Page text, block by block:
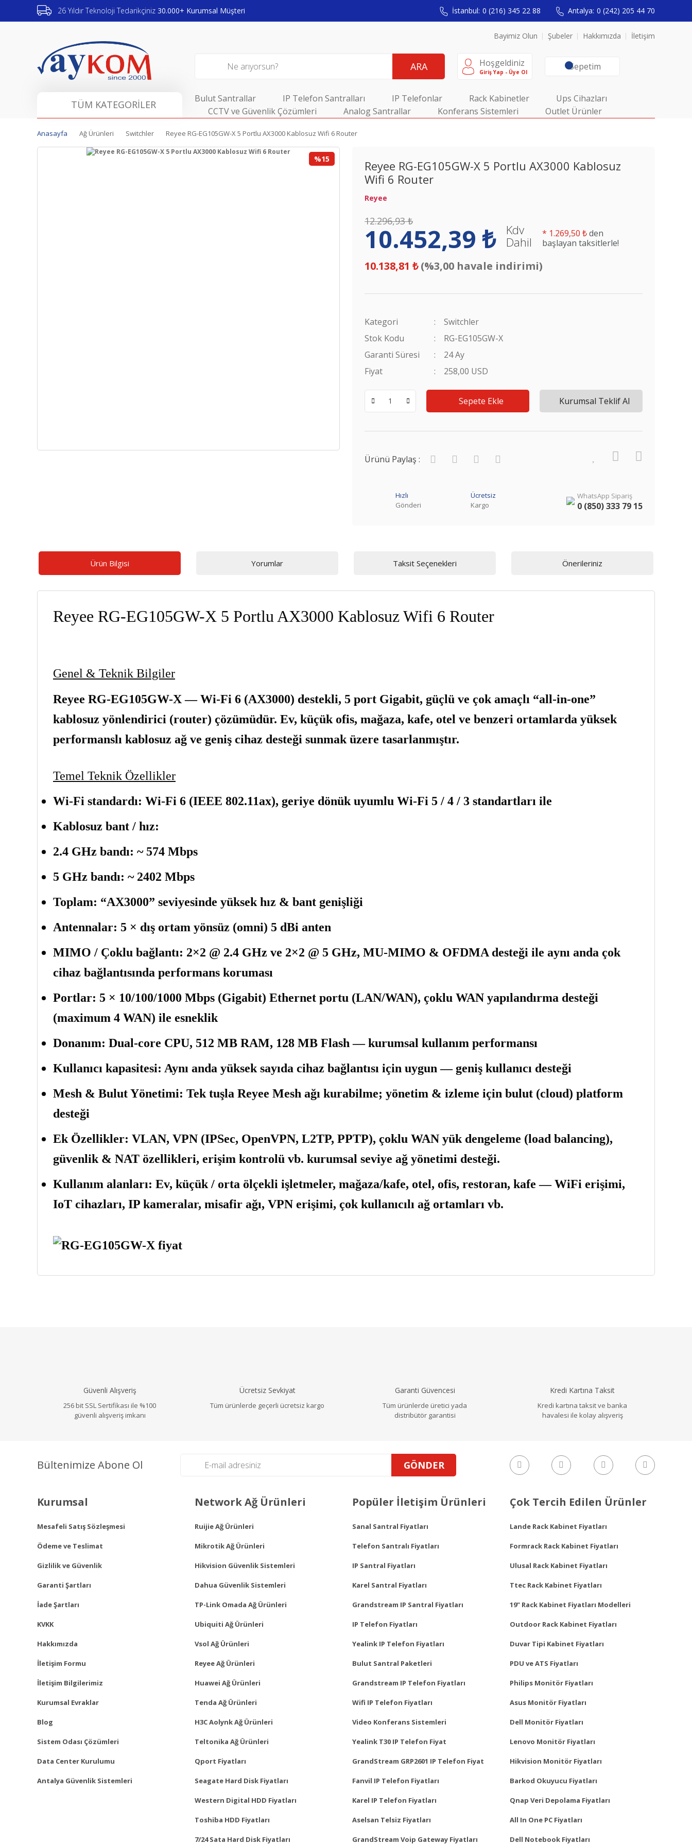
26 Yıldır Teknoloji Tedarikçiniz 30.000+ Kurumsal Müşteri İstanbul: 0 (216) 345 22 88 Antalya: 0 (242) 205 44 70
Bayimiz Olun Şubeler Hakkımızda İletişim
ARA Hoşgeldiniz
Giriş Yap - Üye Ol Sepetim
TÜM KATEGORİLER Bulut Santrallar IP Telefon Santralları IP Telefonlar Rack Kabinetler
Ups Cihazları
CCTV ve Güvenlik Çözümleri
Analog Santrallar Konferans Sistemleri Outlet Ürünler
Anasayfa Ağ Ürünleri Switchler Reyee RG-EG105GW-X 5 Portlu AX3000 Kablosuz Wifi 6 Router
%15
Reyee RG-EG105GW-X 5 Portlu AX3000 Kablosuz
Wifi 6 Router
Reyee
12.296,93 ₺
10.452,39 ₺
Kdv
Dahil
* 1.269,50 ₺den
başlayan taksitlerle!
10.138,81 ₺(%3,00 havale indirimi)
Kategori
Switchler
Stok Kodu
RG-EG105GW-X
Garanti Süresi
24 Ay
Fiyat
258,00 USD
Sepete Ekle Kurumsal Teklif Al
Ürünü Paylaş :
Hızlı
Gönderi
Ücretsiz
Kargo
WhatsApp Sipariş
0 (850) 333 79 15
Ürün Bilgisi Yorumlar Taksit Seçenekleri Önerileriniz
Reyee RG-EG105GW-X 5 Portlu AX3000 Kablosuz Wifi 6 Router
Genel & Teknik Bilgiler
Reyee RG-EG105GW-X— Wi-Fi 6 (AX3000) destekli, 5 port Gigabit, güçlü ve çok amaçlı “all-in-one”
kablosuz yönlendirici (router) çözümüdür. Ev, küçük ofis, mağaza, kafe, otel ve benzeri ortamlarda yüksek
performanslı kablosuz ağ ve geniş cihaz desteği sunmak üzere tasarlanmıştır.
Temel Teknik Özellikler
Wi-Fi standardı: Wi-Fi 6 (IEEE 802.11ax), geriye dönük uyumlu Wi-Fi 5 / 4 / 3 standartları ile
Kablosuz bant / hız:
2.4 GHz bandı: ~ 574 Mbps
5 GHz bandı: ~ 2402 Mbps
Toplam: “AX3000” seviyesinde yüksek hız & bant genişliği
Antennalar: 5 × dış ortam yönsüz (omni) 5 dBi anten
MIMO / Çoklu bağlantı: 2×2 @ 2.4 GHz ve 2×2 @ 5 GHz, MU-MIMO & OFDMA desteği ile aynı anda çok
cihaz bağlantısında performans koruması
Portlar: 5 × 10/100/1000 Mbps (Gigabit) Ethernet portu (LAN/WAN), çoklu WAN yapılandırma desteği
(maximum 4 WAN) ile esneklik
Donanım: Dual-core CPU, 512 MB RAM, 128 MB Flash — kurumsal kullanım performansı
Kullanıcı kapasitesi: Aynı anda yüksek sayıda cihaz bağlantısı için uygun — geniş kullanıcı desteği
Mesh & Bulut Yönetimi: Tek tuşla Reyee Mesh ağı kurabilme; yönetim & izleme için bulut (cloud) platform
desteği
Ek Özellikler: VLAN, VPN (IPSec, OpenVPN, L2TP, PPTP), çoklu WAN yük dengeleme (load balancing),
güvenlik & NAT özellikleri, erişim kontrolü vb. kurumsal seviye ağ yönetimi desteği.
Kullanım alanları: Ev, küçük / orta ölçekli işletmeler, mağaza/kafe, otel, ofis, restoran, kafe — WiFi erişimi,
IoT cihazları, IP kameralar, misafir ağı, VPN erişimi, çok kullanıcılı ağ ortamları vb.
Ürün fiyatı diğer sitelerden daha pahalı.
Bu ürüne benzer farklı alternatifler olmalı.
Güvenli Alışveriş
256 bit SSL Sertifikası ile %100
güvenli alışveriş imkanı
Ücretsiz Sevkiyat
Tüm ürünlerde geçerli ücretsiz kargo
Garanti Güvencesi
Tüm ürünlerde üretici yada
distribütör garantisi
Kredi Kartına Taksit
Kredi kartına taksit ve banka
havalesi ile kolay alışveriş
Bültenimize Abone Ol GÖNDER
Kurumsal
Mesafeli Satış Sözleşmesi
Ödeme ve Teslimat
Gizlilik ve Güvenlik
Garanti Şartları
İade Şartları
KVKK
Hakkımızda
İletişim Formu
İletişim Bilgilerimiz
Kurumsal Evraklar
Blog
Sistem Odası Çözümleri
Data Center Kurulumu
Antalya Güvenlik Sistemleri
Network Ağ Ürünleri
Ruijie Ağ Ürünleri
Mikrotik Ağ Ürünleri
Hikvision Güvenlik Sistemleri
Dahua Güvenlik Sistemleri
TP-Link Omada Ağ Ürünleri
Ubiquiti Ağ Ürünleri
Vsol Ağ Ürünleri
Reyee Ağ Ürünleri
Huawei Ağ Ürünleri
Tenda Ağ Ürünleri
H3C Aolynk Ağ Ürünleri
Teltonika Ağ Ürünleri
Qport Fiyatları
Seagate Hard Disk Fiyatları
Western Digital HDD Fiyatları
Toshiba HDD Fiyatları
7/24 Sata Hard Disk Fiyatları
Popüler İletişim Ürünleri
Sanal Santral Fiyatları
Telefon Santralı Fiyatları
IP Santral Fiyatları
Karel Santral Fiyatları
Grandstream IP Santral Fiyatları
IP Telefon Fiyatları
Yealink IP Telefon Fiyatları
Bulut Santral Paketleri
Grandstream IP Telefon Fiyatları
Wifi IP Telefon Fiyatları
Video Konferans Sistemleri
Yealink T30 IP Telefon Fiyat
GrandStream GRP2601 IP Telefon Fiyat
Fanvil IP Telefon Fiyatları
Karel IP Telefon Fiyatları
Aselsan Telsiz Fiyatları
GrandStream Voip Gateway Fiyatları
Çok Tercih Edilen Ürünler
Lande Rack Kabinet Fiyatları
Formrack Rack Kabinet Fiyatları
Ulusal Rack Kabinet Fiyatları
Ttec Rack Kabinet Fiyatları
19" Rack Kabinet Fiyatları Modelleri
Outdoor Rack Kabinet Fiyatları
Duvar Tipi Kabinet Fiyatları
PDU ve ATS Fiyatları
Philips Monitör Fiyatları
Asus Monitör Fiyatları
Dell Monitör Fiyatları
Lenovo Monitör Fiyatları
Hikvision Monitör Fiyatları
Barkod Okuyucu Fiyatları
Qnap Veri Depolama Fiyatları
All In One PC Fiyatları
Dell Notebook Fiyatları